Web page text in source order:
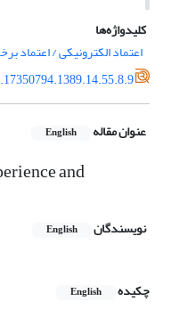
کلیدواژه‌ها
اعتماد الکترونیکی / اعتماد
عنوان مقاله English
and
نویسندگان English
چکیده English